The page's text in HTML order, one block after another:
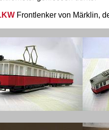
Frontlenker von Märklin,